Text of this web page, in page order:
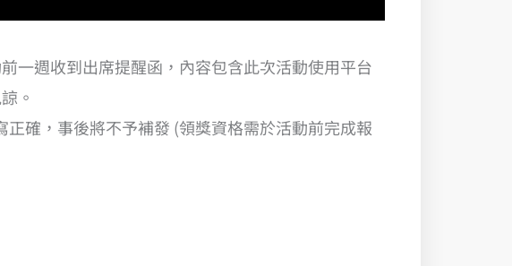
前一週收到出席提醒函，內容包含此次活動使用平台
。
確，事後將不予補發 (領獎資格需於活動前完成報